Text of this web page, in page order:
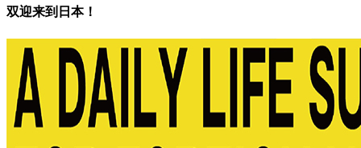
双迎来到日本！